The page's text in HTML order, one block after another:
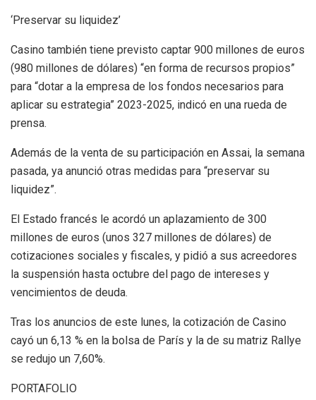
‘Preservar su liquidez’
Casino también tiene previsto captar 900 millones de euros
(980 millones de dólares) “en forma de recursos propios”
para “dotar a la empresa de los fondos necesarios para
aplicar su estrategia” 2023-2025, indicó en una rueda de
prensa.
Además de la venta de su participación en Assai, la semana
pasada, ya anunció otras medidas para “preservar su
liquidez”.
El Estado francés le acordó un aplazamiento de 300
millones de euros (unos 327 millones de dólares) de
cotizaciones sociales y fiscales, y pidió a sus acreedores
la suspensión hasta octubre del pago de intereses y
vencimientos de deuda.
Tras los anuncios de este lunes, la cotización de Casino
cayó un 6,13 % en la bolsa de París y la de su matriz Rallye
se redujo un 7,60%.
PORTAFOLIO